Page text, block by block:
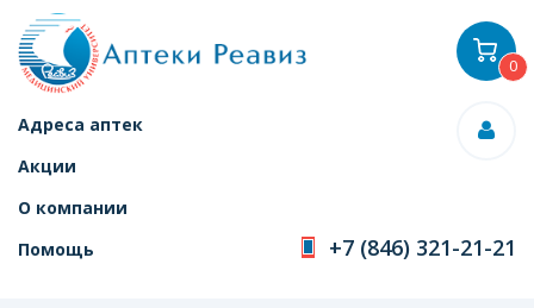
Адреса аптек
Акции
О компании
Помощь
+7 (846) 321-21-21
0